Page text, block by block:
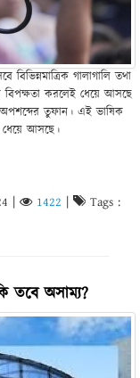
গালাগালি তথা
বিপক্ষতা করলেই ধেয়ে আসছে
অপশব্দের তুফান। এই ভাষিক
ধেয়ে আসছে।
1422 Tags :
তবে অসাম্য?